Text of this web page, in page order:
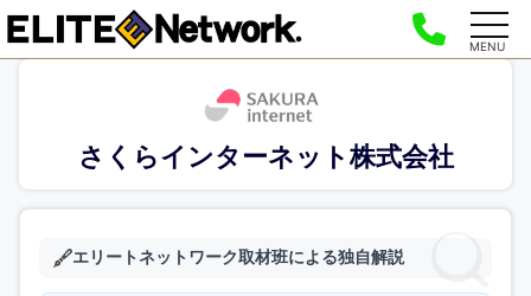
MENU
さくらインターネット株式会社
エリートネットワーク取材班による独自解説